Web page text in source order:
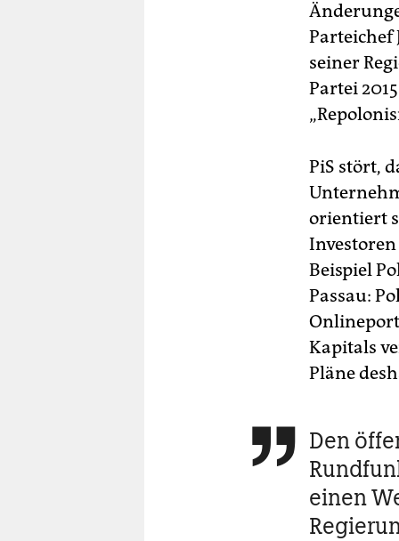
Parteichef
seiner
Partei
PiS stört,
orientiert
Beispiel
Passau:
Kapitals
Pläne
 Den
einen